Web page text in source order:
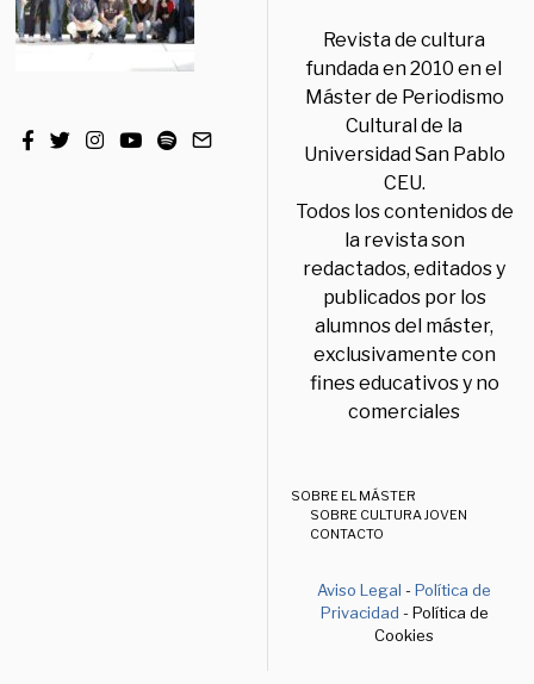
Revista de cultura
fundada en 2010 en el
Máster de Periodismo
Cultural de la
Universidad San Pablo
CEU.
Todos los contenidos de
la revista son
redactados, editados y
publicados por los
alumnos del máster,
exclusivamente con
fines educativos y no
comerciales
SOBRE EL MÁSTER
SOBRE CULTURA JOVEN
CONTACTO
Aviso Legal -Política de
Privacidad - Política de
Cookies